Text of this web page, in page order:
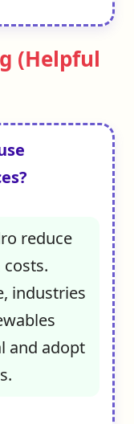
(Helpful
reduce
industries
and adopt